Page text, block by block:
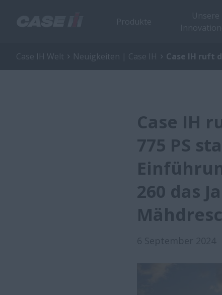
Case IH Welt Neuigkeiten | Case IH Case IH ruft
Case IH
775 PS
260 das